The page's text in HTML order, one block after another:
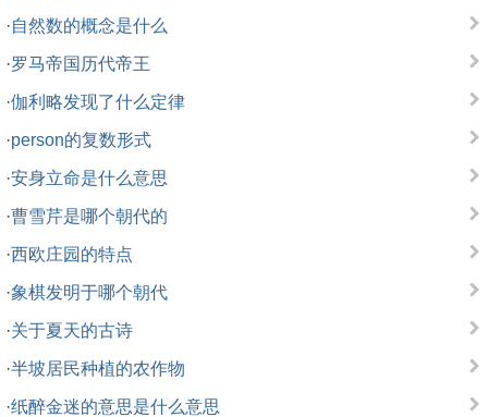
·自然数的概念是什么
·罗马帝国历代帝王
·伽利略发现了什么定律
·person的复数形式
·安身立命是什么意思
·曹雪芹是哪个朝代的
·西欧庄园的特点
·象棋发明于哪个朝代
·关于夏天的古诗
·半坡居民种植的农作物
·纸醉金迷的意思是什么意思